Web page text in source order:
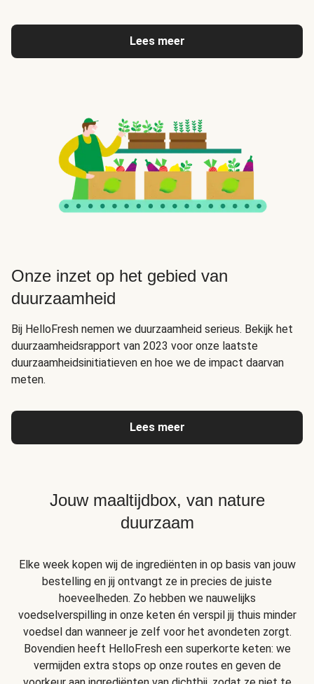
Lees meer
Onze inzet op het gebied van
duurzaamheid
Bij HelloFresh nemen we duurzaamheid serieus. Bekijk het
duurzaamheidsrapport van 2023 voor onze laatste
duurzaamheidsinitiatieven en hoe we de impact daarvan
meten.
Lees meer
Jouw maaltijdbox, van nature
duurzaam
Elke week kopen wij de ingrediënten in op basis van jouw
bestelling en jij ontvangt ze in precies de juiste
hoeveelheden. Zo hebben we nauwelijks
voedselverspilling in onze keten én verspil jij thuis minder
voedsel dan wanneer je zelf voor het avondeten zorgt.
Bovendien heeft HelloFresh een superkorte keten: we
vermijden extra stops op onze routes en geven de